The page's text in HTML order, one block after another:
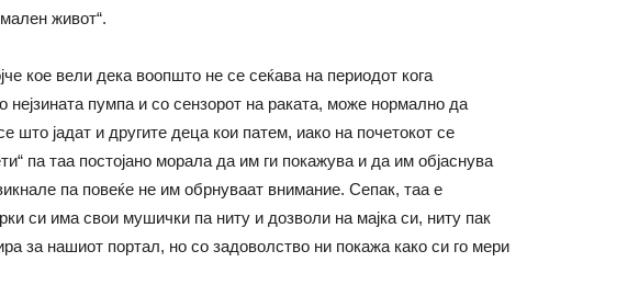
живот“.
кое вели дека воопшто не се сеќава на периодот кога
нејзината пумпа и со сензорот на раката, може нормално да
што јадат и другите деца кои патем, иако на почетокот се
па таа постојано морала да им ги покажува и да им објаснува
па повеќе не им обрнуваат внимание. Сепак, таа е
си има свои мушички па ниту и дозволи на мајка си, ниту пак
за нашиот портал, но со задоволство ни покажа како си го мери